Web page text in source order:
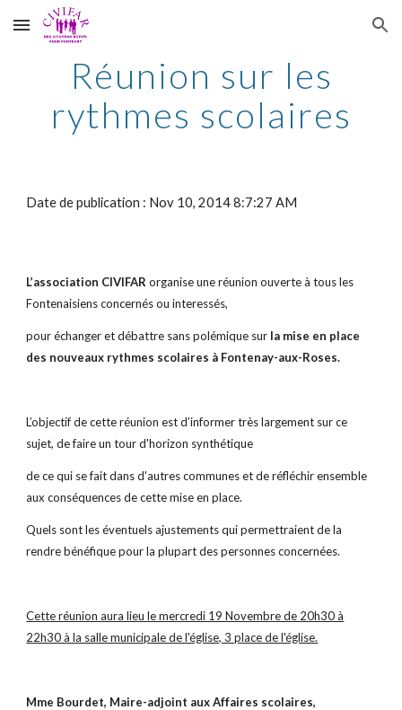
Skip to main content Skip to navigation
Réunion sur les
rythmes scolaires
Date de publication : Nov 10, 2014 8:7:27 AM
L’association CIVIFAR organise une réunion ouverte à tous les
Fontenaisiens concernés ou interessés,
pour échanger et débattre sans polémique sur la mise en place
des nouveaux rythmes scolaires à Fontenay-aux-Roses.
L’objectif de cette réunion est d’informer très largement sur ce
sujet, de faire un tour d'horizon synthétique
de ce qui se fait dans d'autres communes et de réfléchir ensemble
aux conséquences de cette mise en place.
Quels sont les éventuels ajustements qui permettraient de la
rendre bénéfique pour la plupart des personnes concernées.
Cette réunion aura lieu le mercredi 19 Novembre de 20h30 à
22h30 à la salle municipale de l'église, 3 place de l'église.
Mme Bourdet, Maire-adjoint aux Affaires scolaires,